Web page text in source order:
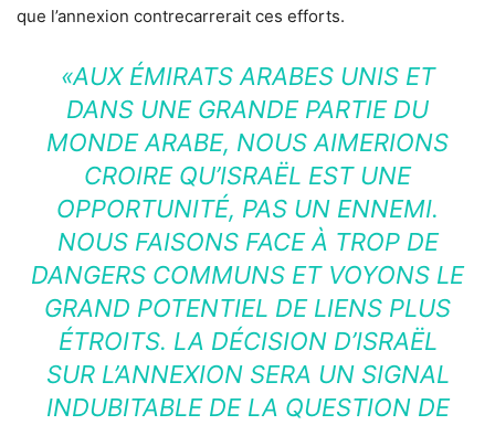
que l’annexion contrecarrerait ces efforts.
«AUX ÉMIRATS ARABES UNIS ET
DANS UNE GRANDE PARTIE DU
MONDE ARABE, NOUS AIMERIONS
CROIRE QU’ISRAËL EST UNE
OPPORTUNITÉ, PAS UN ENNEMI.
NOUS FAISONS FACE À TROP DE
DANGERS COMMUNS ET VOYONS LE
GRAND POTENTIEL DE LIENS PLUS
ÉTROITS. LA DÉCISION D’ISRAËL
SUR L’ANNEXION SERA UN SIGNAL
INDUBITABLE DE LA QUESTION DE